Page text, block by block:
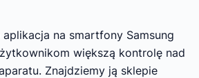
na smartfony Samsung
większą kontrolę nad
Znajdziemy ją sklepie